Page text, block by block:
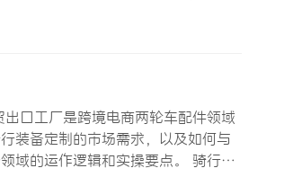
口工厂是跨境电商两轮车配件领域
装备定制的市场需求，以及如何与
域的运作逻辑和实操要点。 骑行装